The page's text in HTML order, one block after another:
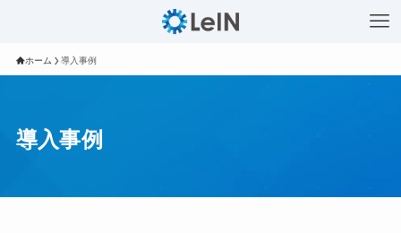
ホーム 導入事例
導入事例